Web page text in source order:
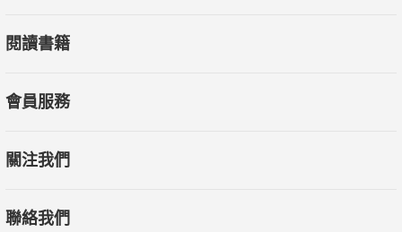
閱讀書籍
會員服務
關注我們
聯絡我們